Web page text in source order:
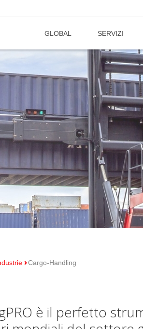
GLOBAL SERVIZI
Cargo-Handling
è il perfetto